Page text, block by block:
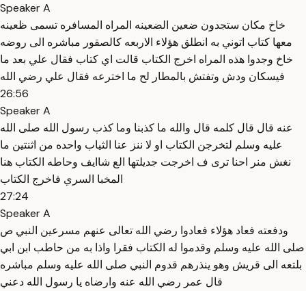
Speaker A
خاخ مكان ستجدون ضعين الضعينه المراه المسافره تسمى ظعينه
معها كتاب اتوني به انطلق هؤلاء الاربعه كالصقور مباشره الى روضه
خاخ وجدوا هذه المراه اخرج الكتاب قالت اي كتاب فقال علي بعد ما
فيسكان ودش وتفتش بالمطار لح ما اخترعه فقال علي رضي الله
26:56
Speaker A
عنه قال قال كلمه قال والله ما كذبنا وما كذب رسول الله صلى الله
عليه وسلم لتخرجن الكتاب او لا ننز عنا الثياب واحده من اثنتين ما
نغش منر احنا ترى ف اخرجت جديلتها الع شاايف وحاطه الكتاب هنا
المخبا السري فاخرج الكتاب
27:24
Speaker A
ودفعته فعاد هؤلاء فعادوا رضي الله تعالى عنهم مسرعين النبي ص
صلى الله عليه وسلم وقدموا له الكتاب فقرا واذا به من حاطب ابن ابي
بلتعه الى قريش وهو ينذرهم قدوم النبي صلى الله عليه وسلم مباشره
قال عمر رضي الله عنه وارضاه يا رسول الله دعني